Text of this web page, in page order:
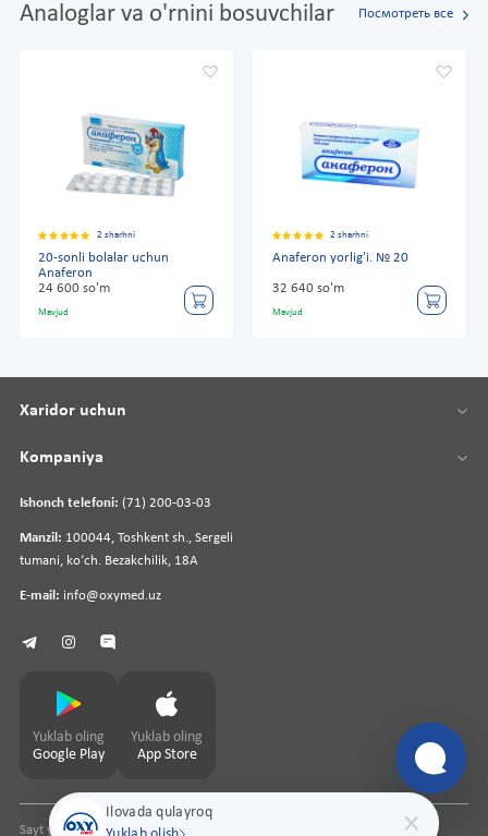
Analoglar va o'rnini bosuvchilar Посмотреть все
2 sharhni
20-sonli bolalar uchun
Anaferon
24 600 so'm
Mavjud
2 sharhni
Anaferon yorlig'i. № 20
32 640 so'm
Mavjud
Ilovada qulayroq
Ishonch telefoni: (71) 200-03-03
Manzil: 100044, Toshkent sh., Sergeli
tumani, koʻch. Bezakchilik, 18A
E-mail: info@oxymed.uz
Xaridor uchun
Kompaniya
Yuklab oling
Google Play
Yuklab oling
App Store
Sayt yaratuvchipharmit.uz